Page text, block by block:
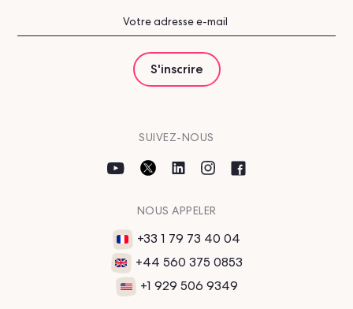
SUIVEZ-NOUS
NOUS APPELER
+33 1 79 73 40 04
+44 560 375 0853
+1 929 506 9349